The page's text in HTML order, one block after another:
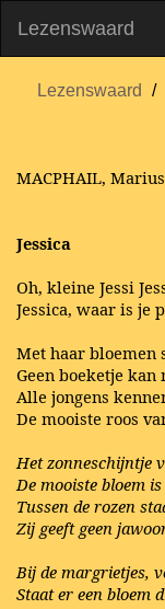
Lezenswaard
Lezenswaard
MACPHAIL, Marius
Jessica
Oh, kleine Jessi
Jessica, waar is je
Met haar bloemen
Geen boeketje
Alle jongens
De mooiste roos
Het zonneschijntje
De mooiste bloem
Tussen de rozen
Zij geeft geen
Bij de margrietjes,
Staat er een bloem